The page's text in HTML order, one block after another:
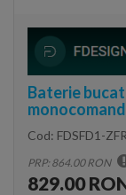
Baterie
Cod: FDSFD1-
PRP: 864.00 RON
829.00